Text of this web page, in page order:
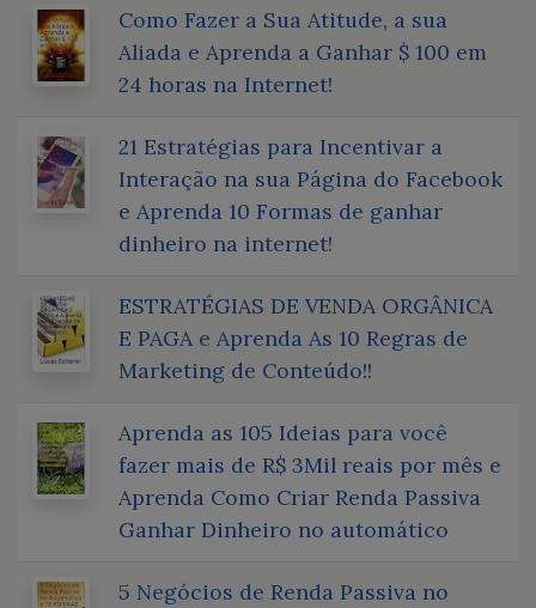
Como Fazer a Sua Atitude, a sua
Aliada e Aprenda a Ganhar $ 100 em
24 horas na Internet!
21 Estratégias para Incentivar a
Interação na sua Página do Facebook
e Aprenda 10 Formas de ganhar
dinheiro na internet!
ESTRATÉGIAS DE VENDA ORGÂNICA
E PAGA e Aprenda As 10 Regras de
Marketing de Conteúdo!!
Aprenda as 105 Ideias para você
fazer mais de R$ 3Mil reais por mês e
Aprenda Como Criar Renda Passiva
Ganhar Dinheiro no automático
5 Negócios de Renda Passiva no